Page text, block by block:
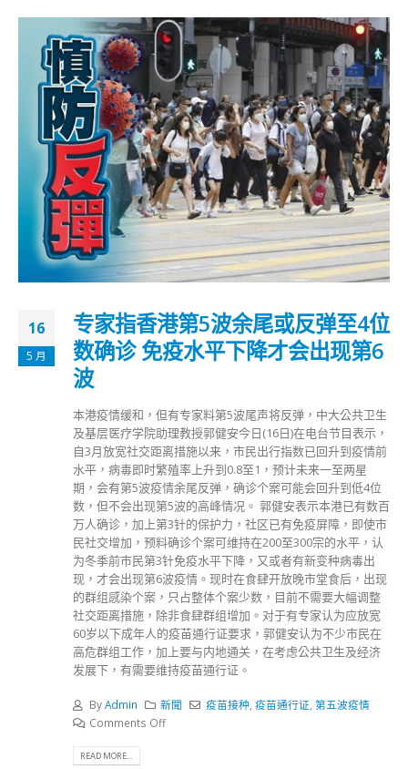
16
5 月
专家指香港第5波余尾或反弹至4位
数确诊 免疫水平下降才会出现第6
波
本港疫情缓和，但有专家料第5波尾声将反弹，中大公共卫生
及基层医疗学院助理教授郭健安今日(16日)在电台节目表示，
自3月放宽社交距离措施以来，市民出行指数已回升到疫情前
水平，病毒即时繁殖率上升到0.8至1，预计未来一至两星
期，会有第5波疫情余尾反弹，确诊个案可能会回升到低4位
数，但不会出现第5波的高峰情况。 郭健安表示本港已有数百
万人确诊，加上第3针的保护力，社区已有免疫屏障，即使市
民社交增加，预料确诊个案可维持在200至300宗的水平，认
为冬季前市民第3针免疫水平下降，又或者有新变种病毒出
现，才会出现第6波疫情。现时在食肆开放晚市堂食后，出现
的群组感染个案，只占整体个案少数，目前不需要大幅调整
社交距离措施，除非食肆群组增加。对于有专家认为应放宽
60岁以下成年人的疫苗通行证要求，郭健安认为不少市民在
高危群组工作，加上要与内地通关，在考虑公共卫生及经济
发展下，有需要维持疫苗通行证。
ByAdmin 新聞 疫苗接种,疫苗通行证,第五波疫情
Comments Off
READ MORE...